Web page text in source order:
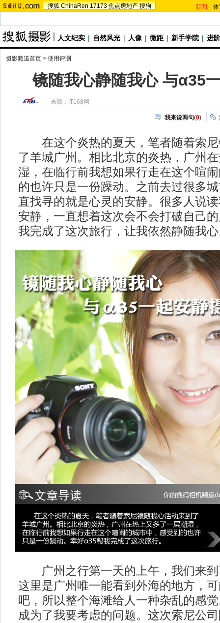
搜狐 ChinaRen 17173 焦点房地产 搜狗 新闻 -
人文纪实 | 自然风光 | 人像 | 微距 | 新手学院 | 进
摄影频道首页 > 使用评测
镜随我心静随我心 与α35
来源： IT168网
我来说两句(0)
在这个炎热的夏天，笔者随着索尼
了羊城广州。相比北京的炎热，广州
湿，在临行前我想如果行走在这个喧
的也许只是一份躁动。之前去过很多
直找寻的就是心灵的安静。很多人说
安静，一直想着这次会不会打破自己
我完成了这次旅行，让我依然静随我
广州之行第一天的上午，我们来到
这里是广州唯一能看到外海的地方，
吧，所以整个海滩给人一种杂乱的感
成为了我要考虑的问题。这次索尼公